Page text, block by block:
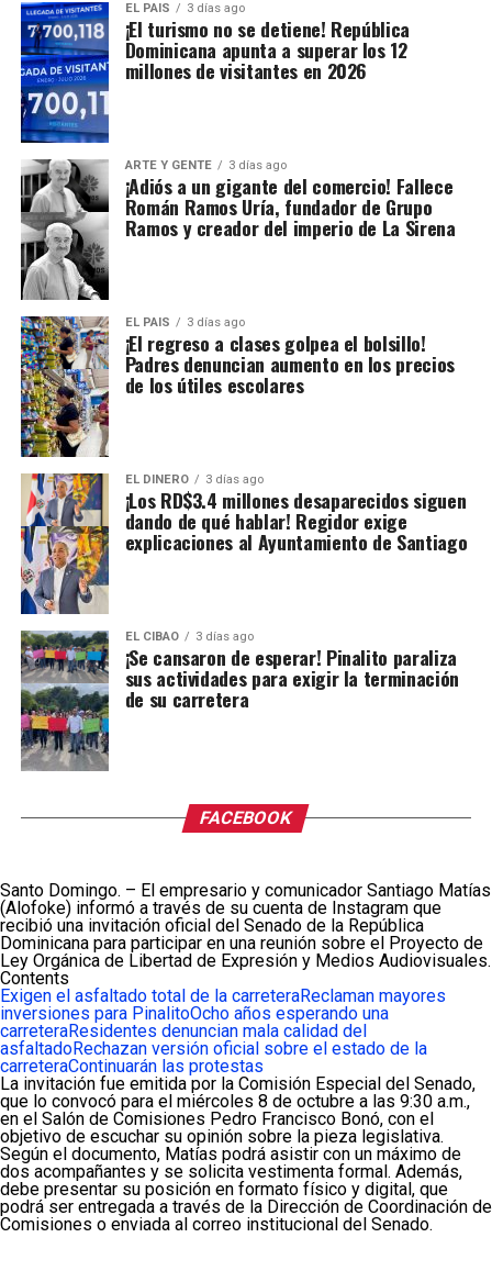
EL PAIS 3 días ago
¡El turismo no se detiene! República
Dominicana apunta a superar los 12
millones de visitantes en 2026
ARTE Y GENTE 3 días ago
¡Adiós a un gigante del comercio! Fallece
Román Ramos Uría, fundador de Grupo
Ramos y creador del imperio de La Sirena
EL PAIS 3 días ago
¡El regreso a clases golpea el bolsillo!
Padres denuncian aumento en los precios
de los útiles escolares
EL DINERO 3 días ago
¡Los RD$3.4 millones desaparecidos siguen
dando de qué hablar! Regidor exige
explicaciones al Ayuntamiento de Santiago
EL CIBAO 3 días ago
¡Se cansaron de esperar! Pinalito paraliza
sus actividades para exigir la terminación
de su carretera
FACEBOOK
Santo Domingo. – El empresario y comunicador Santiago Matías
(Alofoke) informó a través de su cuenta de Instagram que
recibió una invitación oficial del Senado de la República
Dominicana para participar en una reunión sobre el Proyecto de
Ley Orgánica de Libertad de Expresión y Medios Audiovisuales.
Contents
Exigen el asfaltado total de la carreteraReclaman mayores
inversiones para PinalitoOcho años esperando una
carreteraResidentes denuncian mala calidad del
asfaltadoRechazan versión oficial sobre el estado de la
carreteraContinuarán las protestas
La invitación fue emitida por la Comisión Especial del Senado,
que lo convocó para el miércoles 8 de octubre a las 9:30 a.m.,
en el Salón de Comisiones Pedro Francisco Bonó, con el
objetivo de escuchar su opinión sobre la pieza legislativa.
Según el documento, Matías podrá asistir con un máximo de
dos acompañantes y se solicita vestimenta formal. Además,
debe presentar su posición en formato físico y digital, que
podrá ser entregada a través de la Dirección de Coordinación de
Comisiones o enviada al correo institucional del Senado.